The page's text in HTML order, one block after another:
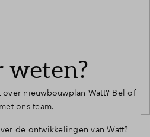
weten?
nieuwbouwplan Watt? Bel of
ons team.
de ontwikkelingen van Watt?